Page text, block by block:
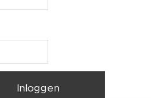
Inloggen